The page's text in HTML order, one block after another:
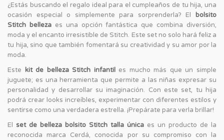
¿Estás buscando el regalo ideal para el cumpleaños de tu hija, una
ocasión especial o simplemente para sorprenderla? El bolsito
Stitch bellezaes una opción fantástica que combina diversión,
moda y el encanto irresistible de Stitch. Este set no solo hará feliz a
tu hija, sino que también fomentará su creatividad y su amor por la
moda.
Este kit de belleza Stitch infantiles mucho más que un simple
juguete; es una herramienta que permite a las niñas expresar su
personalidad y desarrollar su imaginación. Con este set, tu hija
podrá crear looks increíbles, experimentar con diferentes estilos y
sentirse como una verdadera estrella. ¡Prepárate para verla brillar!
El set de belleza bolsito Stitch talla única es un producto de la
reconocida marca Cerdá, conocida por su compromiso con la